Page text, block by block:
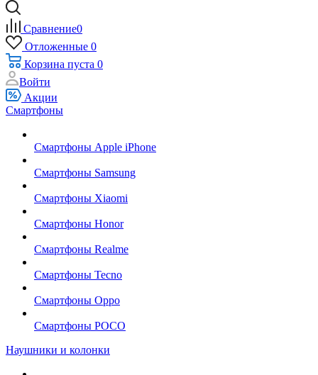
Сравнение0
Отложенные 0
Корзина пуста 0
Войти
Акции
Смартфоны
Смартфоны Apple iPhone
Смартфоны Samsung
Смартфоны Xiaomi
Смартфоны Honor
Смартфоны Realme
Смартфоны Tecno
Смартфоны Oppo
Смартфоны POCO
Наушники и колонки